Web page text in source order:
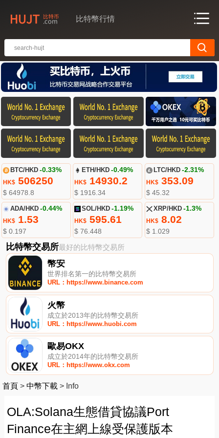
比特幣行情
BTC/HKD -0.33%
HK$506250
$ 64978.8
ETH/HKD -0.49%
HK$ 14930.2
$ 1916.34
LTC/HKD -2.31%
HK$353.09
$ 45.32
ADA/HKD -0.44%
HK$1.53
$ 0.197
SOL/HKD -1.19%
HK$ 595.61
$ 76.448
XRP/HKD -1.3%
HK$8.02
$ 1.029
比特幣交易所最好的比特幣交易所
幣安
世界排名第一的比特幣交易所
URL：https://www.binance.com
火幣
成立於2013年的比特幣交易所
URL：https://www.huobi.com
歐易OKX
成立於2014年的比特幣交易所
URL：https://www.okx.com
首頁 > 中幣下載 > Info
OLA:Solana生態借貸協議Port
Finance在主網上線受保護版本